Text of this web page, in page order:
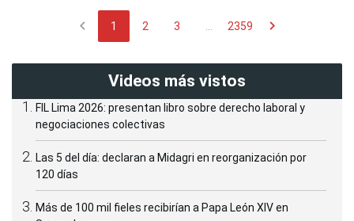
chevron_left 1 2 3 ... 2359 chevron_right
Videos más vistos
FIL Lima 2026: presentan libro sobre derecho laboral y
negociaciones colectivas
Las 5 del día: declaran a Midagri en reorganización por
120 días
Más de 100 mil fieles recibirían a Papa León XIV en